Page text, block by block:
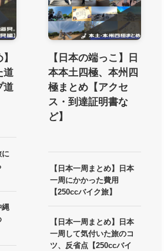
道
道
に
縄
【日本の端っこ】日
本本土四極、本州四
極まとめ【アクセ
ス・到達証明書な
ど】
【日本一周まとめ】日本
一周にかかった費用
【250ccバイク旅】
【日本一周まとめ】日本
一周して気付いた旅のコ
ツ、反省点【250ccバイ